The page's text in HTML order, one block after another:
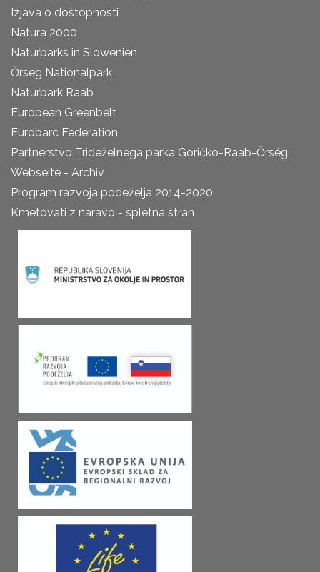
Izjava o dostopnosti
Natura 2000
Naturparks in Slowenien
Őrseg Nationalpark
Naturpark Raab
European Greenbelt
Europarc Federation
Partnerstvo Trideželnega parka Goričko-Raab-Őrség
Webseite - Archiv
Program razvoja podeželja 2014-2020
Kmetovati z naravo - spletna stran